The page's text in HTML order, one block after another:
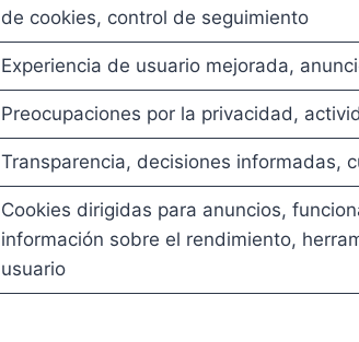
de cookies, control de seguimiento
Experiencia de usuario mejorada,
Preocupaciones por la privacidad,
Transparencia, decisiones informadas,
Cookies dirigidas para anuncios,
información sobre el rendimiento,
usuario